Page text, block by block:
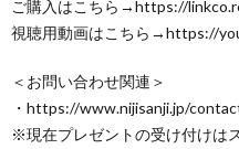
ご購入はこちら→https://
視聴用動画はこちら→https://
＜お問い合わせ関連＞
・https://www.nijisanji.jp/
※現在プレゼントの受け付けは